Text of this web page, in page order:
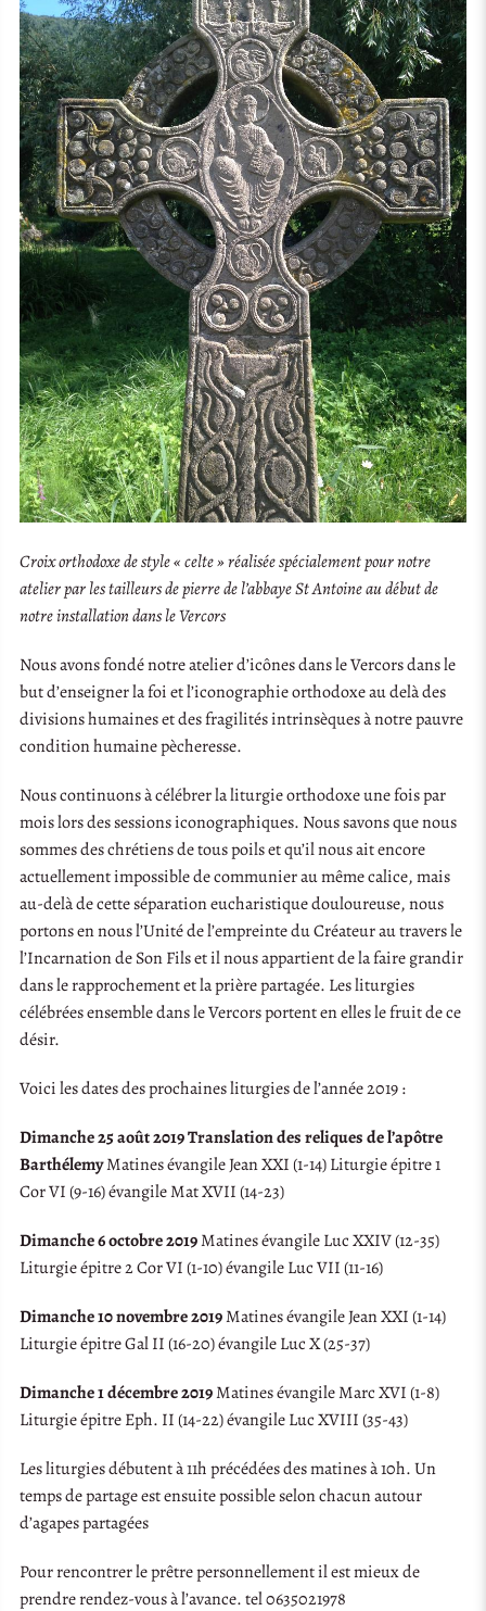
Croix orthodoxe de style « celte » réalisée spécialement pour notre
atelier par les tailleurs de pierre de l’abbaye St Antoine au début de
notre installation dans le Vercors
Nous avons fondé notre atelier d’icônes dans le Vercors dans le
but d’enseigner la foi et l’iconographie orthodoxe au delà des
divisions humaines et des fragilités intrinsèques à notre pauvre
condition humaine pècheresse.
Nous continuons à célébrer la liturgie orthodoxe une fois par
mois lors des sessions iconographiques. Nous savons que nous
sommes des chrétiens de tous poils et qu’il nous ait encore
actuellement impossible de communier au même calice, mais
au-delà de cette séparation eucharistique douloureuse, nous
portons en nous l’Unité de l’empreinte du Créateur au travers le
l’Incarnation de Son Fils et il nous appartient de la faire grandir
dans le rapprochement et la prière partagée. Les liturgies
célébrées ensemble dans le Vercors portent en elles le fruit de ce
désir.
Voici les dates des prochaines liturgies de l’année 2019 :
Dimanche 25 août 2019 Translation des reliques de l’apôtre
BarthélemyMatines évangile Jean XXI (1-14) Liturgie épitre 1
Cor VI (9-16) évangile Mat XVII (14-23)
Dimanche 6 octobre 2019Matines évangile Luc XXIV (12-35)
Liturgie épitre 2 Cor VI (1-10) évangile Luc VII (11-16)
Dimanche 10 novembre 2019Matines évangile Jean XXI (1-14)
Liturgie épitre Gal II (16-20) évangile Luc X (25-37)
Dimanche 1 décembre 2019Matines évangile Marc XVI (1-8)
Liturgie épitre Eph. II (14-22) évangile Luc XVIII (35-43)
Les liturgies débutent à 11h précédées des matines à 10h. Un
temps de partage est ensuite possible selon chacun autour
d’agapes partagées
Pour rencontrer le prêtre personnellement il est mieux de
prendre rendez-vous à l’avance. tel 0635021978